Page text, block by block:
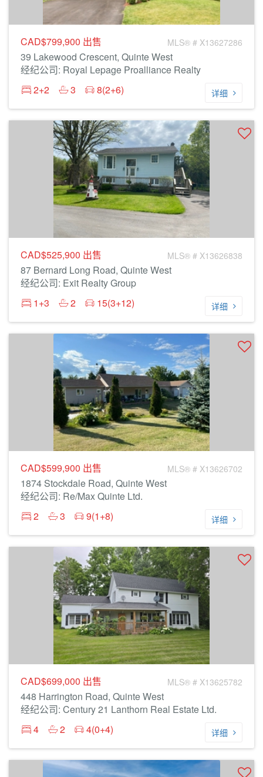
CAD$799,900 出售 MLS® # X13627286
39 Lakewood Crescent, Quinte West
经纪公司: Royal Lepage Proalliance Realty
2+2
3 8(2+6) 详细
CAD$525,900 出售 MLS® # X13626838
87 Bernard Long Road, Quinte West
经纪公司: Exit Realty Group
1+3
2 15(3+12) 详细
CAD$599,900 出售 MLS® # X13626702
1874 Stockdale Road, Quinte West
经纪公司: Re/Max Quinte Ltd.
2
3 9(1+8) 详细
CAD$699,000 出售 MLS® # X13625782
448 Harrington Road, Quinte West
经纪公司: Century 21 Lanthorn Real Estate Ltd.
4
2 4(0+4) 详细